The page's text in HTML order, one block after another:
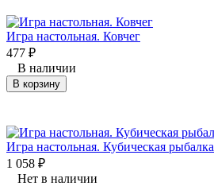
Игра настольная. Ковчег
477 ₽
В наличии
В корзину
Игра настольная. Кубическая рыбалка
1 058 ₽
Нет в наличии